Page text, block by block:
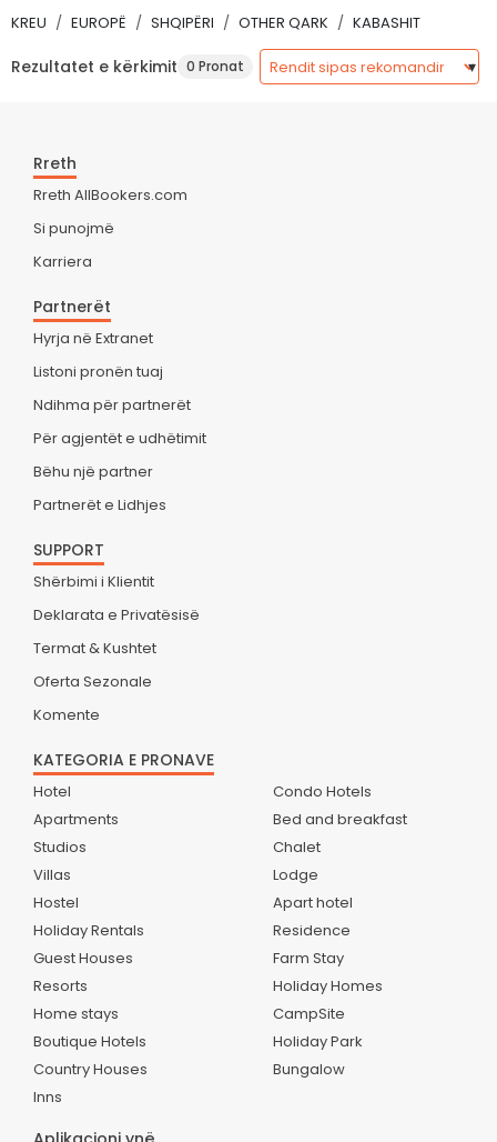
KREU EUROPË SHQIPËRI OTHER QARK KABASHIT
Rezultatet e kërkimit 0 Pronat
Rreth
Rreth AllBookers.com
Si punojmë
Karriera
Partnerët
Hyrja në Extranet
Listoni pronën tuaj
Ndihma për partnerët
Për agjentët e udhëtimit
Bëhu një partner
Partnerët e Lidhjes
SUPPORT
Shërbimi i Klientit
Deklarata e Privatësisë
Termat & Kushtet
Oferta Sezonale
Komente
KATEGORIA E PRONAVE
Hotel
Apartments
Studios
Villas
Hostel
Holiday Rentals
Guest Houses
Resorts
Home stays
Boutique Hotels
Country Houses
Inns
Condo Hotels
Bed and breakfast
Chalet
Lodge
Apart hotel
Residence
Farm Stay
Holiday Homes
CampSite
Holiday Park
Bungalow